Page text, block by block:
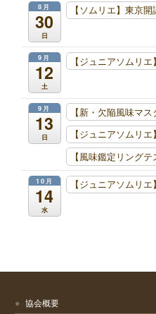
8月
30
日
【ソムリエ】東京
9月
12
土
【ジュニアソムリ
9月
13
日
【新・欠陥風味マ
【ジュニアソムリ
【風味鑑定リング
10月
14
水
【ジュニアソムリ
協会概要